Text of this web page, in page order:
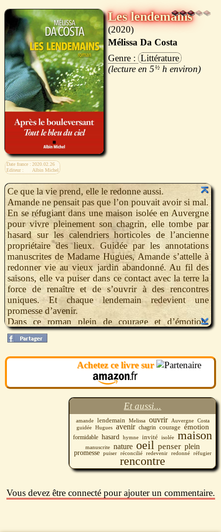
Date france : 2020.02.26
Editeur :
Albin Michel
Les lendemains
2020
Mélissa Da Costa
Littérature
5½ h
Ce que la vie prend, elle le redonne aussi.
Amande ne pensait pas que l’on pouvait avoir si mal.
En se réfugiant dans une maison isolée en Auvergne
pour vivre pleinement son chagrin, elle tombe par
hasard sur les calendriers horticoles de l’ancienne
propriétaire des lieux. Guidée par les annotations
manuscrites de Madame Hugues, Amande s’attelle à
redonner vie au vieux jardin abandonné. Au fil des
saisons, elle va puiser dans ce contact avec la terre la
force de renaître et de s’ouvrir à des rencontres
uniques. Et chaque lendemain redevient une
promesse d’avenir.
Dans ce roman plein de courage et d’émotion,
Mélissa da Costa nous invite à ouvrir grand nos
yeux, nos sens et notre coeur. Un formidable hymne
à la nature qui nous réconcilie avec la vie.
Achetez ce livre sur
Et aussi...
amande lendemain Melissa ouvrir Auvergne Costa
guidée Hugues avenir chagrin courage émotion
formidable hasard hymne invité isolée maison
manuscrite nature oeil penser plein
promesse puiser réconcilié redevenir redonné réfugier
rencontre
Vous devez être connecté pour ajouter un commentaire.